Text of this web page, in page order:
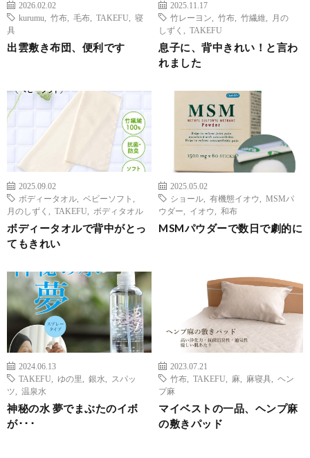
2026.02.02
kurumu
竹布 毛布 TAKEFU
寝
具
出雲敷き布団、便利です
2025.11.17
竹レーヨン
竹布 竹繊維
月の
しずく
TAKEFU
息子に、背中きれい！と言わ
れました
2025.09.02
ボディータオル
ベビーソフト
月のしずく
TAKEFU ボディタオル
ボディータオルで背中がとっ
てもきれい
2025.05.02
ショール
有機態イオウ
MSMパ
ウダー
イオウ 和布
MSMパウダーで数日で劇的に
2024.06.13
TAKEFU
ゆの里 銀水
スパッ
ツ
温泉水
神秘の水 夢でまぶたのイボ
が･･･
2023.07.21
竹布
TAKEFU 麻 麻寝具
ヘン
プ麻
マイベストの一品、ヘンプ麻
の敷きパッド